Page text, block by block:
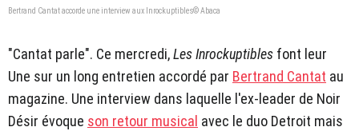
Bertrand Cantat accorde une interview aux Inrockuptibles© Abaca
"Cantat parle". Ce mercredi,Les Inrockuptibles font leur
Une sur un long entretien accordé par Bertrand Cantat au
magazine. Une interview dans laquelle l'ex-leader de Noir
Désir évoque son retour musical avec le duo Detroit mais